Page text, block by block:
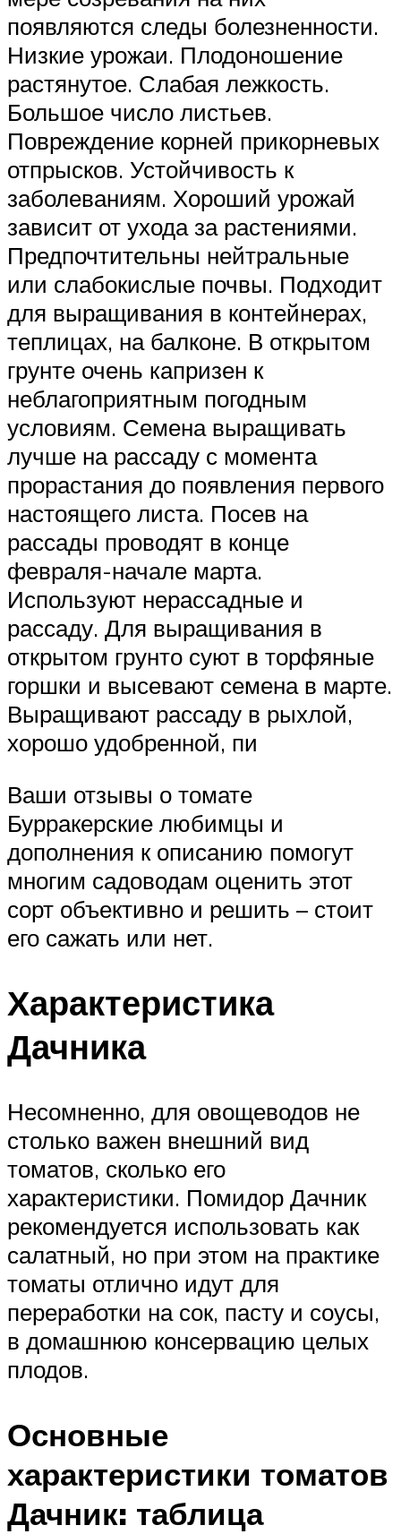
появляются следы болезненности.
Низкие урожаи. Плодоношение
растянутое. Слабая лежкость.
Большое число листьев.
Повреждение корней прикорневых
отпрысков. Устойчивость к
заболеваниям. Хороший урожай
зависит от ухода за растениями.
Предпочтительны нейтральные
или слабокислые почвы. Подходит
для выращивания в контейнерах,
теплицах, на балконе. В открытом
грунте очень капризен к
неблагоприятным погодным
условиям. Семена выращивать
лучше на рассаду с момента
прорастания до появления первого
настоящего листа. Посев на
рассады проводят в конце
февраля-начале марта.
Используют нерассадные и
рассаду. Для выращивания в
открытом грунто суют в торфяные
горшки и высевают семена в марте.
Выращивают рассаду в рыхлой,
хорошо удобренной, пи
Ваши отзывы о томате
Бурракерские любимцы и
дополнения к описанию помогут
многим садоводам оценить этот
сорт объективно и решить – стоит
его сажать или нет.
Характеристика
Дачника
Несомненно, для овощеводов не
столько важен внешний вид
томатов, сколько его
характеристики. Помидор Дачник
рекомендуется использовать как
салатный, но при этом на практике
томаты отлично идут для
переработки на сок, пасту и соусы,
в домашнюю консервацию целых
плодов.
Основные
характеристики томатов
Дачник: таблица